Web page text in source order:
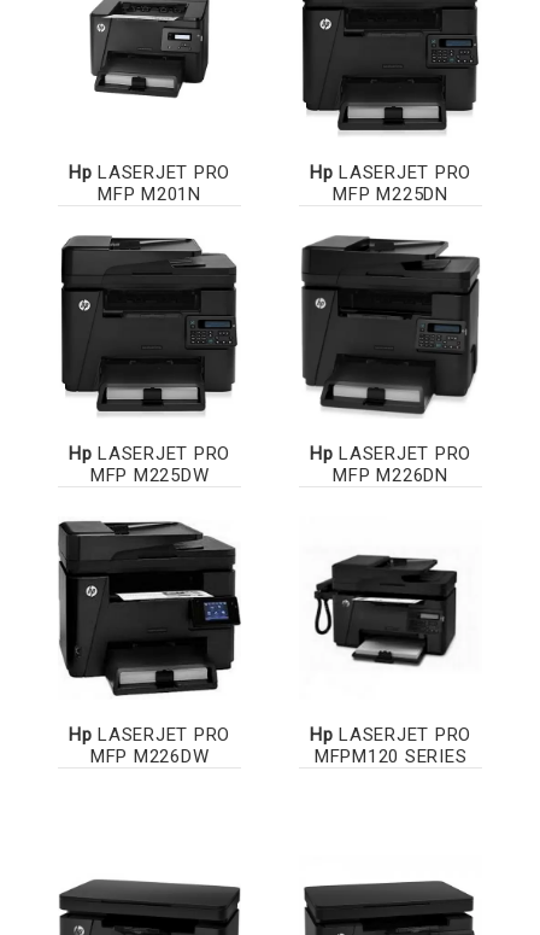
Hp LASERJET PRO
MFP M201N
Hp LASERJET PRO
MFP M225DN
Hp LASERJET PRO
MFP M225DW
Hp LASERJET PRO
MFP M226DN
Hp LASERJET PRO
MFP M226DW
Hp LASERJET PRO
MFPM120 SERIES